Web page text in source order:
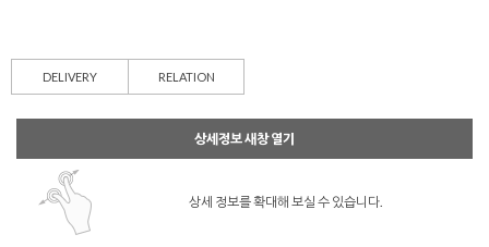
DELIVERY RELATION
상세정보 새창 열기
상세 정보를 확대해 보실 수 있습니다.